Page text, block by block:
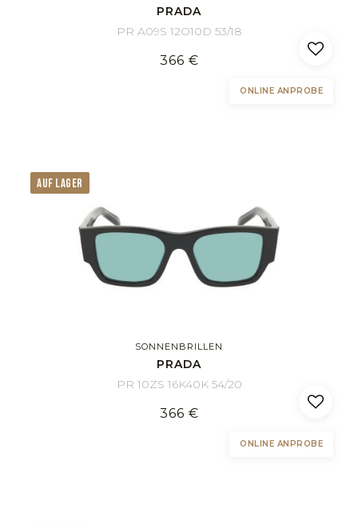
PRADA
PR A09S 12O10D 53/18
366 €
ONLINE ANPROBE
AUF LAGER
SONNENBRILLEN
PRADA
PR 10ZS 16K40K 54/20
366 €
ONLINE ANPROBE